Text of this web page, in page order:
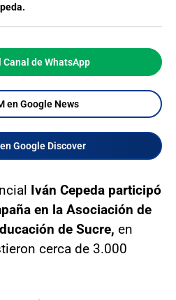
Canal de WhatsApp
en Google News
Google Discover
Iván Cepeda participó
en la Asociación de
de Sucre, en
cerca de 3.000